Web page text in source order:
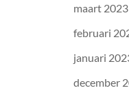
maart 2023
februari
januari
december